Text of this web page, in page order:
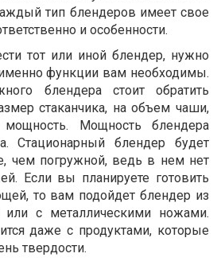
тип блендеров имеет свое
и особенности.
тот или иной блендер, нужно
функции вам необходимы.
блендера стоит обратить
стаканчика, на объем чаши,
Мощность блендера
Стационарный блендер будет
чем погружной, ведь в нем нет
Если вы планируете готовить
то вам подойдет блендер из
с металлическими ножами.
даже с продуктами, которые
твердости.